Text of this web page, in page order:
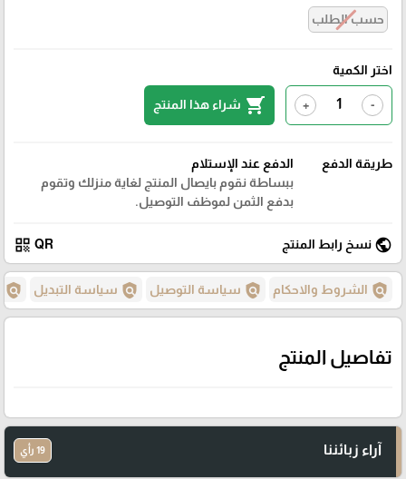
حسب الطلب
اختر الكمية
-
+
shopping_cart شراء هذا المنتج
طريقة الدفع
الدفع عند الإستلام
ببساطة نقوم بايصال المنتج لغاية منزلك وتقوم
بدفع الثمن لموظف التوصيل.
public نسخ رابط المنتج QR
qr_code
policy الشروط والاحكام policy سياسة التوصيل policy سياسة التبديل policy
تفاصيل المنتج
آراء زبائننا 19 رأي